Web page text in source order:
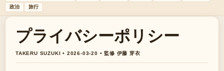
政治
旅行
プライバシーポリシー
TAKERU SUZUKI • 2026-03-20 • 監修 伊藤 芽衣